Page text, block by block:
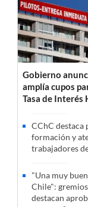
Gobierno
amplía cupos
Tasa de Interés
CChC destaca
formación y
trabajadores
"Una muy
Chile":
destacan